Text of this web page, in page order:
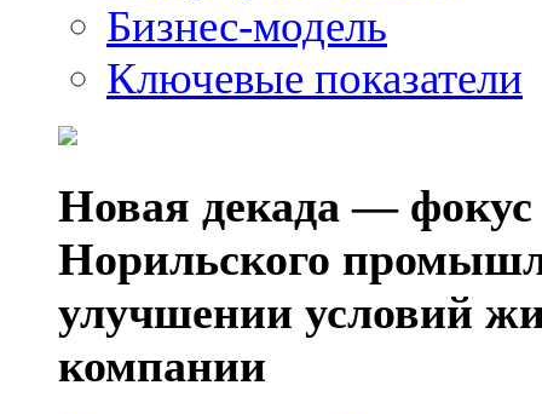
Бизнес-модель
Ключевые показатели
Новая декада — фокус
Норильского
улучшении условий
компании